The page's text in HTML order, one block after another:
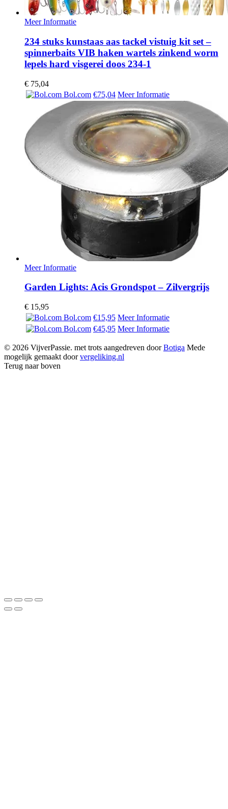
Meer Informatie
234 stuks kunstaas aas tackel vistuig kit set –
spinnerbaits VIB haken wartels zinkend worm
lepels hard visgerei doos 234-1
€ 75,04
Bol.com €75,04 Meer Informatie
Meer Informatie
Garden Lights: Acis Grondspot – Zilvergrijs
€ 15,95
Bol.com €15,95 Meer Informatie
Bol.com €45,95 Meer Informatie
© 2026 VijverPassie. met trots aangedreven doorBotiga Mede
mogelijk gemaakt doorvergeliking.nl
Terug naar boven